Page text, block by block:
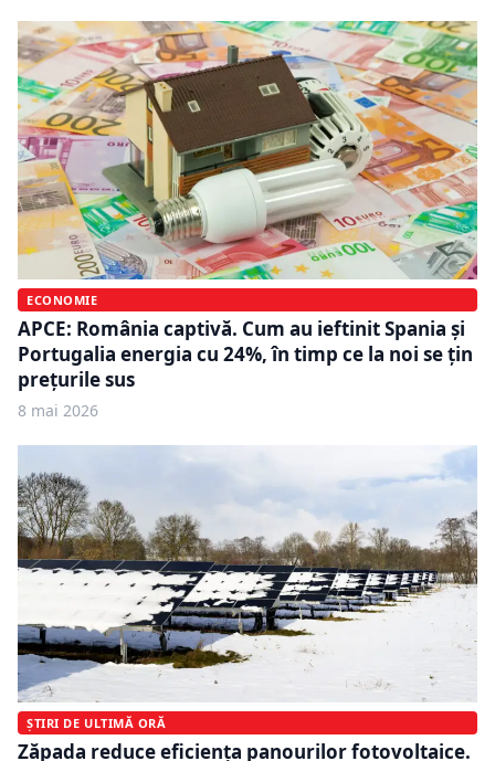
ECONOMIE
APCE: România captivă. Cum au ieftinit Spania și
Portugalia energia cu 24%, în timp ce la noi se țin
prețurile sus
8 mai 2026
ȘTIRI DE ULTIMĂ ORĂ
Zăpada reduce eficiența panourilor fotovoltaice.